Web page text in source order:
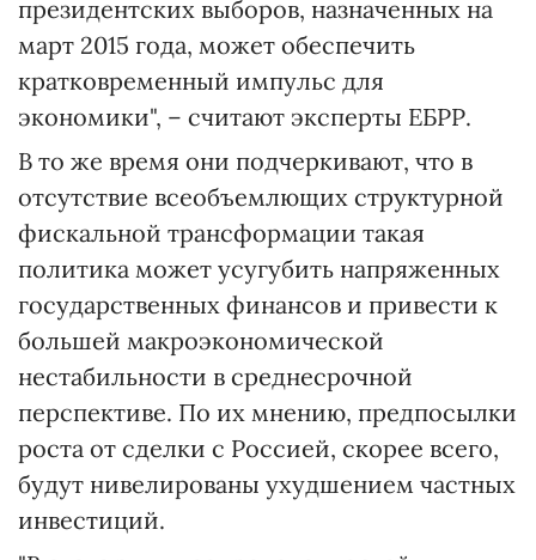
президентских выборов, назначенных на
март 2015 года, может обеспечить
кратковременный импульс для
экономики", – считают эксперты ЕБРР.
В то же время они подчеркивают, что в
отсутствие всеобъемлющих структурной
фискальной трансформации такая
политика может усугубить напряженных
государственных финансов и привести к
большей макроэкономической
нестабильности в среднесрочной
перспективе. По их мнению, предпосылки
роста от сделки с Россией, скорее всего,
будут нивелированы ухудшением частных
инвестиций.